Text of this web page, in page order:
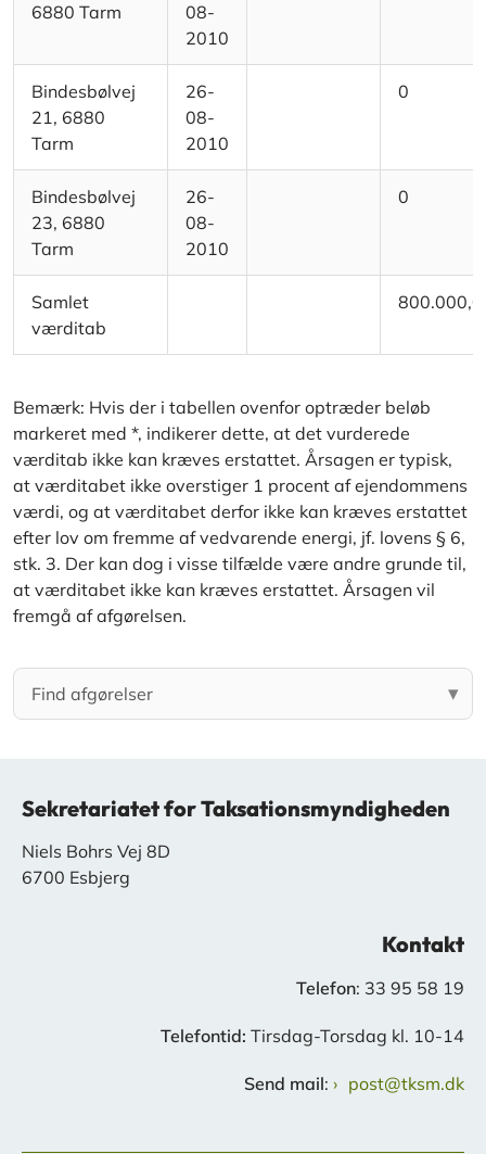
6880 Tarm
08-
2010
Bindesbølvej
21, 6880
Tarm
26-
08-
2010
0
Bindesbølvej
23, 6880
Tarm
26-
08-
2010
0
Samlet
værditab
Bemærk: Hvis der i tabellen ovenfor optræder beløb
markeret med *, indikerer dette, at det vurderede
værditab ikke kan kræves erstattet. Årsagen er typisk,
at værditabet ikke overstiger 1 procent af ejendommens
værdi, og at værditabet derfor ikke kan kræves erstattet
efter lov om fremme af vedvarende energi, jf. lovens § 6,
stk. 3. Der kan dog i visse tilfælde være andre grunde til,
at værditabet ikke kan kræves erstattet. Årsagen vil
fremgå af afgørelsen.
Sekretariatet for Taksationsmyndigheden
Niels Bohrs Vej 8D
6700 Esbjerg
Kontakt
Telefon: 33 95 58 19
Telefontid: Tirsdag-Torsdag kl. 10-14
Send mail: post@tksm.dk